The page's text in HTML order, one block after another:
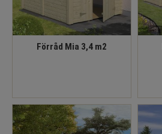
Förråd Mia 3,4 m2